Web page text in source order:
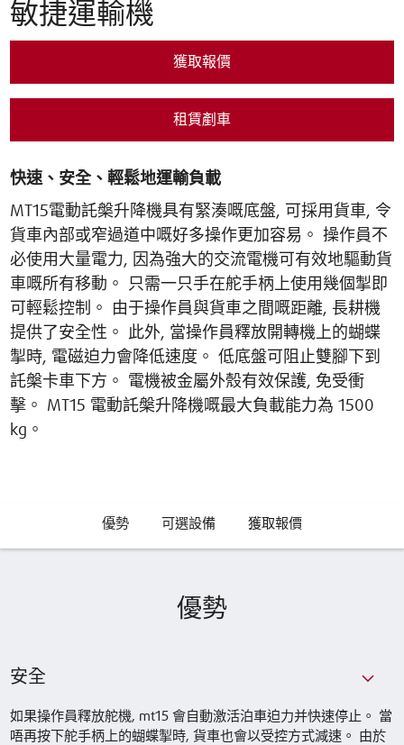
敏捷運輸機
獲取報價
租賃剷車
快速、安全、輕鬆地運輸負載
MT15電動託槃升降機具有緊湊嘅底盤, 可採用貨車, 令
貨車內部或窄過道中嘅好多操作更加容易。 操作員不
必使用大量電力, 因為強大的交流電機可有效地驅動貨
車嘅所有移動。 只需一只手在舵手柄上使用幾個掣即
可輕鬆控制。 由于操作員與貨車之間嘅距離, 長耕機
提供了安全性。 此外, 當操作員釋放開轉機上的蝴蝶
掣時, 電磁迫力會降低速度。 低底盤可阻止雙腳下到
託槃卡車下方。 電機被金屬外殼有效保護, 免受衝
擊。 MT15 電動託槃升降機嘅最大負載能力為 1500
kg。
優勢 可選設備 獲取報價
優勢
安全
如果操作員釋放舵機, mt15 會自動激活泊車迫力并快速停止。 當
唔再按下舵手柄上的蝴蝶掣時, 貨車也會以受控方式減速。 由於